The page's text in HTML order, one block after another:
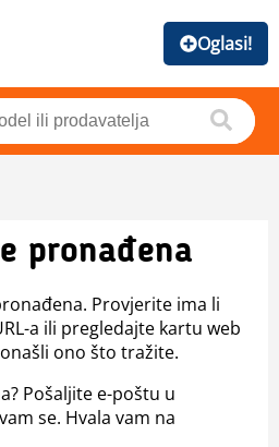
Oglasi!
pronađena
Provjerite ima li
a ili pregledajte kartu web
ono što tražite.
Pošaljite e-poštu u
se. Hvala vam na